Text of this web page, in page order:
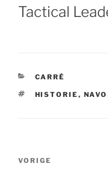
OP
Tactical
CATEGORIEËN
CARRÉ
TAGS
HISTORIE , NAVO
Bericht
Vorig
VORIGE